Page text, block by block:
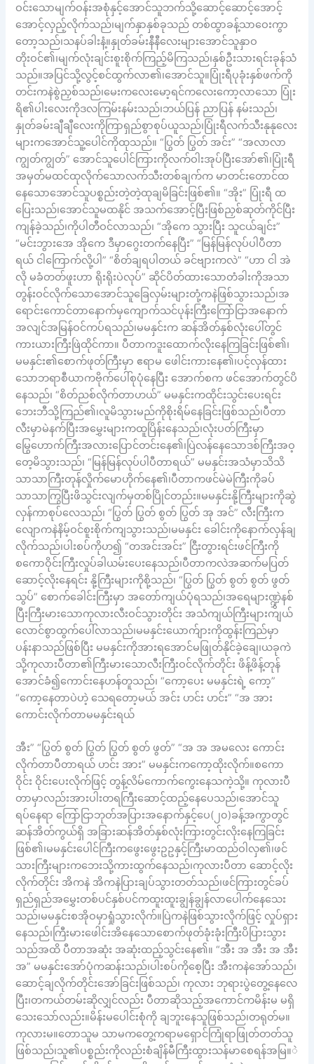
ဝင်းသောမျက်ဝန်းအစုံနှင့်အောင်သူဘက်သို့ဆောင့်ဆောင့်အောင့်
အောင့်လှည့်လိုက်သည်၊မျက်နှာနှစ်ခုသည် တစ်ထွာခန့်သာဝေးကွာ
တော့သည်၊သနပ်ခါးနံ့။နှုတ်ခမ်းနီနီလေးများအောင်သူနှာဝ
တိုးဝင်၏၊မျက်လုံးချင်းစူးစိုက်ကြည့်မိကြသည်၊နှစ်ဦးသားရင်းခုန်သံ
သည်။အပြင်သို့လွင့်စင်ထွက်လာ၏၊အောင်သူ။ပြုံးရီပုခုံးနှစ်ဖက်ကို
တင်းကနဲစွဲညှစ်သည်၊မေးကလေးမော့ရင်ကလေးကော့လာသော ပြုံး
ရိ၏ပါးလေးကိုဒလကြမ်းနမ်းသည်၊ဘယ်ပြန် ညာပြန် နမ်းသည်၊
နှုတ်ခမ်းချီချီလေးကိုကြာရှည်စွာစုပ်ယူသည်၊ပြုံးရီလက်သီးနုနုလေး
များကအောင်သူ့ပေါင်ကိုထုသည်။ “ပြွတ် ပြွတ် အင်း” “အလာလာ
ကျွတ်ကျွတ်” အောင်သူပေါင်ကြားကိုလက်ဝါးအုပ်ပြီးအော်၏၊ပြုံးရီ
အမှတ်မထင်ထုလိုက်သောလက်သီးတစ်ချက်က မာတင်းတောင်ထ
နေသောအောင်သူပစ္စည်းတဲ့တဲ့ထုချမိခြင်းဖြစ်၏။ “အိုး” ပြုံးရီ ထ
ပြေးသည်၊အောင်သူမထနိုင် အသက်အောင့်ပြီးဖြစ်ညှစ်ဆုတ်ကိုင်ပြီး
ကျန်ခဲ့သည်၊ကိုပါတီဝင်လာသည်၊ “အိုကေ သွားပြီး သူငယ်ချင်း”
“မင်းဘွားအေ အိုကေ ဒီမှာဂွေးတက်နေပြီး” “မြန်မြန်လုပ်ပါပီတာ
ရယ် ငါကြောက်လို့ပါ” “စိတ်ချရပါတယ် ခင်ဗျားကလဲ” “ဟာ ငါ အဲ
လို မခံတတ်ဖူးဟာ ရိုးရိုးပဲလုပ်” ဆိုင်ပိတ်ထားသောတံခါးကိုအသာ
တွန်းဝင်လိုက်သောအောင်သူခြေလှမ်းများတုံ့ကနဲဖြစ်သွားသည်၊အ
ရောင်းကောင်တာနောက်မှကျောက်သင်ပုန်းကြီးကြော်ငြာအနောက်
အလျင်အမြန်ဝင်ကပ်ရသည်၊မမနှင်းက ဆန်အိတ်နှစ်လုံးပေါ်တွင်
ကားယားကြီးဖြဲထိုင်ကာ။ ပီတာကဒူးထောက်လိုးနေကြခြင်းဖြစ်၏၊
မမနှင်း၏စောက်ဖုတ်ကြီးမှာ ဧရာမ ဖေါင်းကားနေ၏၊ပင့်လှန်ထား
သောဘရာစီယာကဗိုက်ပေါ်စုပုံနေပြီး အောက်စက ဖင်အောက်တွင်ပိ
နေသည်၊ “စိတ်ညစ်လိုက်တာဟယ်” မမနှင်းကထိုင်းသွင်းပေးရင်း
ဘေးဘီသို့ကြည်၏၊လူမိသွားမည်ကိုစိုးရိမ်နေခြင်းဖြစ်သည်၊ပီတာ
လီးမှာမဲနက်ပြီးအမွှေးများကထူပြိန်းနေသည်၊လုံးပတ်ကြီးမှာ
မြွေဟောက်ကြီးအလားပြောင်တင်းနေ၏၊ပြဲလန်နေသောဒစ်ကြီးအဝ့
တေ့မိသွားသည်၊ “မြန်မြန်လုပ်ပါပီတာရယ်” မမနှင်းအသံမှာသိသိ
သာသာကြီးတုန်လှိုက်မောဟိုက်နေ၏၊ပီတာကဖင်မဲမဲကြီးကိုခပ်
သာသာကြွပြီးဖိသွင်းလျက်မှတစ်ပြိုင်တည်း။မမနှင်းနို့ကြီးများကိုဆွဲ
လှန်ကာစုပ်လေသည်၊ “ပြွတ် ပြွတ် စွတ် ပြွတ် အု အင်” လီးကြီးက
လျောကနဲနိမ့်ဝင်စူးစိုက်ကျသွားသည်၊မမနှင်း ခေါင်းကိုနောက်လှန်ချ
လိုက်သည်၊ပါးစပ်ကိုဟ၍ “တအင်းအင်း” ငြီးတွားရင်းဖင်ကြီးကို
စကောဝိုင်းကြီးလှုပ်ခါယမ်းပေးနေသည်၊ပီတာကလဲအဆက်မပြတ်
ဆောင့်လိုးနေရင်း နို့ကြီးများကိုစို့သည်၊ “ပြွတ် ပြွတ် စွတ် စွတ် ဖွတ်
သွပ်” စောက်ခေါင်းကြီးမှာ အတော်ကျယ်ပုံရသည်၊အရေများဏ္ဍွှဲနစ်
ပြီးကြီးမားသောကုလားလီးဝင်သွားတိုင်း အသံကျယ်ကြီးများကျယ်
လောင်စွာထွက်ပေါ်လာသည်၊မမနှင်းယောက်ျားကိုထွန်းကြည်မှာ
ပန်းနာသည်ဖြစ်ပြီး မမနှင်းကိုအားရအောင်မဖြုတ်နိုင်ခဲ့ချေ၊ယခုကဲ
သို့ကုလားပီတာ၏ကြီးမားသောလီးကြီးဝင်လိုက်တိုင်း ဖိန့်ဖိန့်တုန်
အောင်ခံ၍ကောင်းနေဟန်တူသည်၊ “ကော့ပေး မမနှင်းရဲ့ ကော့”
“ကော့နေတာပဲဟဲ့ သေရတော့မယ် အင်း ဟင်း ဟင်း” “အ အား
ကောင်းလိုက်တာမမနှင်းရယ်
အီး” “ပြွတ် စွတ် ပြွတ် ပြွတ် စွတ် ဖွတ်” “အ အ အမလေး ကောင်း
လိုက်တာပီတာရယ် ဟင်း အား” မမနှင်းကကော့ထိုးလိုက်။စကော
ဝိုင်း ဝိုင်းပေးလိုက်ဖြင့် တွန့်လိမ်ကောက်ကွေးနေသကဲ့သို့။ ကုလားပီ
တာမှာလည်းအားပါးတရကြီးဆောင့်ထည့်နေပေသည်၊အောင်သူ
ရပ်နေရာ ကြော်ငြာဘုတ်အပြားအနောက်နှင့်ပေ(၂၀)ခန့်အကွာတွင်
ဆန်အိတ်ကွယ်ရှိ အခြားဆန်အိတ်နှစ်လုံးကြားတွင်းလိုးနေကြခြင်း
ဖြစ်၏၊မမနှင်းပေါင်ကြီးကဖွေးဖွေးဥဥနှင့်ကြီးမာထည်ဝါလှ၏၊ဖင်
သားကြီးများကဘေးသို့ကားထွက်နေသည်၊ကုလားပီတာ ဆောင့်လိုး
လိုက်တိုင်း အိကနဲ အိကနဲပြားချပ်သွားတတ်သည်၊ဖင်ကြားတွင်ခပ်
ရှည်ရှည်အမွှေးတစ်ပင်နှစ်ပင်ကထူးထူးချွန်ချွန်လာပေါက်နေသေး
သည်၊မမနှင်းစအိုဝမှာရှုံသွားလိုက်။ပြဲကနဲဖြစ်သွားလိုက်ဖြင့် လှုပ်ရှား
နေသည်၊ကြီးမားဖေါင်းအိနေသောစောက်ဖုတ်ခုံးခုံးကြီးပိပြားသွား
သည်အထိ ပီတာအဆုံး အဆုံးထည့်သွင်းနေ၏။ “အီး အ အီး အ အီး
အ” မမနှင်းအော်ပုံကဆန်းသည်၊ပါးစပ်ကိုစေ့ပြီး အီးကနဲအော်သည်၊
ဆောင့်ချလိုက်တိုင်းအော်ခြင်းဖြစ်သည်၊ ကုလား ဘုရားပွဲတွေ့နေလေ
ပြီး၊တကယ်တမ်းဆိုလျှင်လည်း ပီတာဆိုသည့်အကောင်ကမိန်းမ မရှိ
သေးသော်လည်း။မိန်းမပေါင်းစုံကို ချဘူးနေသူဖြစ်သည်၊တရုတ်မ။
ကုလားမ။တောသူမ သာမကတွေ့ကရာမရှောင်ကြုံရာဖြုတ်တတ်သူ
ဖြစ်သည်၊သူ၏ပစ္စည်းကိုလည်းစံချိန်မီကြီးထွားသန်မာစေရန်အမြ။ဲ